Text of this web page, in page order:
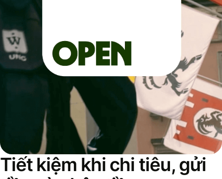
Tiết kiệm khi chi tiêu, gửi